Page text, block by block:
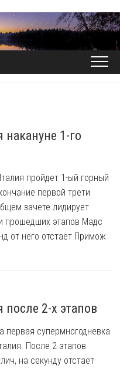
1-го
пройдет 1-ый горный
первой трети
зачете лидирует
прошедших этапов Мадс
от него отстает Примож
2-х этапов
первая супермногодневка
После 2 этапов
на секунду отстает